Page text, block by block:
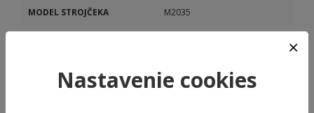
MODEL STROJČEKA M2035
Nastavenie cookies